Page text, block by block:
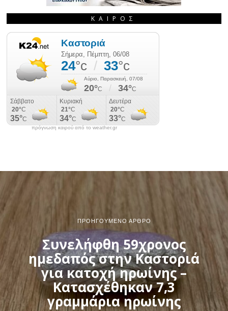
ΚΑΙΡΌΣ
πρόγνωση καιρού από το weather.gr
ΠΡΟΗΓΟΎΜΕΝΟ ΆΡΘΡΟ
Συνελήφθη 59χρονος
ημεδαπός στην Καστοριά
για κατοχή ηρωίνης –
Κατασχέθηκαν 7,3
γραμμάρια ηρωίνης